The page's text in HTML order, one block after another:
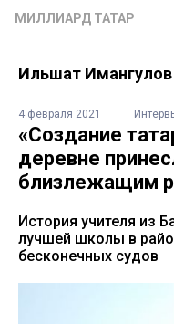
МИЛЛИАРД ТАТАР
Ильшат Имангулов
4 февраля 2021
«Создание
деревне
близлежащим
История учителя из
лучшей школы в
бесконечных судов